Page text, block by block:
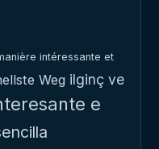
intéressante et
Weg ilginç ve
e